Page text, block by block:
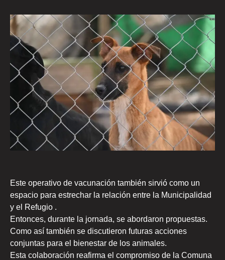
Este operativo de vacunación también sirvió como un
espacio para estrechar la relación entre la Municipalidad
y el Refugio .
Entonces, durante la jornada, se abordaron propuestas.
Como así también se discutieron futuras acciones
conjuntas para el bienestar de los animales.
Esta colaboración reafirma el compromiso de la Comuna